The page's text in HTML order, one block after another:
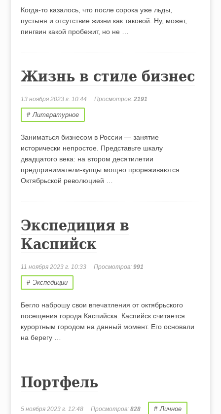
Когда-то казалось, что после сорока уже льды,
пустыня и отсутствие жизни как таковой. Ну, может,
пингвин какой пробежит, но не …
Жизнь в стиле бизнес
13 ноября 2023 г. 10:44 Просмотров:2191
Литературное
Заниматься бизнесом в России — занятие
исторически непростое. Представьте шкалу
двадцатого века: на втором десятилетии
предприниматели-купцы мощно прореживаются
Октябрьской революцией …
Экспедиция в
Каспийск
11 ноября 2023 г. 10:33 Просмотров:991
Экспедиции
Бегло наброшу свои впечатления от октябрьского
посещения города Каспийска. Каспийск считается
курортным городом на данный момент. Его основали
на берегу …
Портфель
5 ноября 2023 г. 12:48 Просмотров:828 Личное